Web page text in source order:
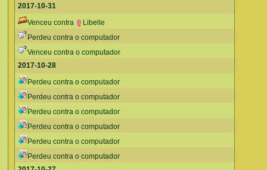
2017-10-31
Venceu contra
Libelle
Perdeu contra o computador
Venceu contra o computador
2017-10-28
Perdeu contra o computador
Perdeu contra o computador
Perdeu contra o computador
Perdeu contra o computador
Perdeu contra o computador
Perdeu contra o computador